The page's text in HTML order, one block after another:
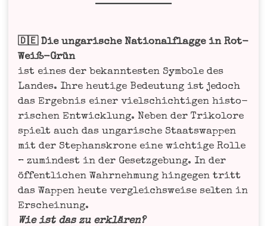
🇩🇪 Die unga­ri­sche Natio­nal­flag­ge in Rot-
Weiß-Grün
ist eines der bekann­tes­ten Sym­bo­le des
Lan­des. Ihre heu­ti­ge Bedeu­tung ist jedoch
das Ergeb­nis einer viel­schich­ti­gen his­to­
ri­schen Ent­wick­lung. Neben der Tri­ko­lo­re
spielt auch das unga­ri­sche Staats­wap­pen
mit der Ste­phans­kro­ne eine wich­ti­ge Rol­le
– zumin­dest in der Gesetz­ge­bung. In der
öffent­li­chen Wahr­neh­mung hin­ge­gen tritt
das Wap­pen heu­te ver­gleichs­wei­se sel­ten in
Erschei­nung.
Wie ist das zu erklä­ren?